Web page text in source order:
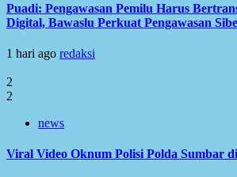
Puadi: Pengawasan Pemilu Harus
Digital, Bawaslu Perkuat Pengawasan
1 hari ago redaksi
2
2
news
Viral Video Oknum Polisi Polda Sumbar